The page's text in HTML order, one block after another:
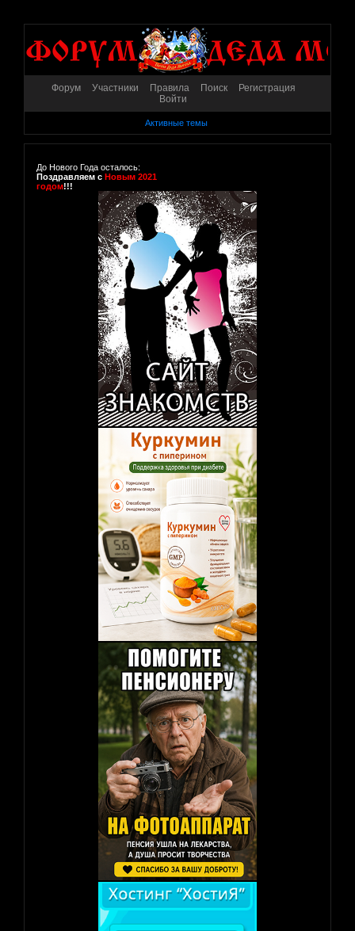
Форум Участники Правила Поиск
Регистрация
Войти
Активные темы
До Нового Года осталось:
Поздравляем с Новым 2021
годом!!!